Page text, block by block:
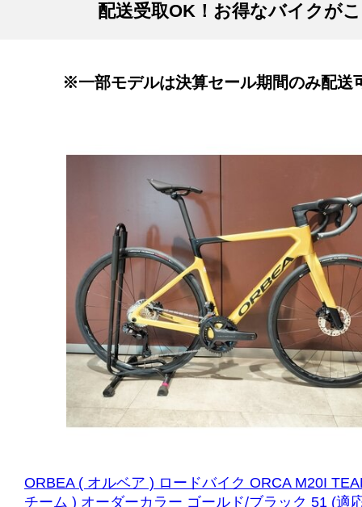
配送受取OK！お得なバイクが
※一部モデルは決算セール期間のみ配送
ORBEA ( オルベア ) ロードバイク ORCA M20I
チーム ) オーダーカラー ゴールド/ブラック 51 (適